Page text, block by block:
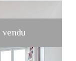
vendu